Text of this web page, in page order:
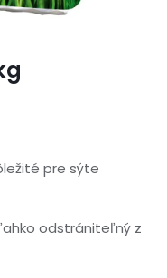
pre sýte
odstrániteľný z